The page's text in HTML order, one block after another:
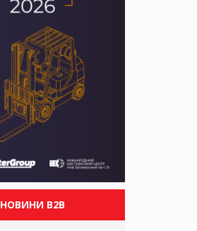
НОВИНИ B2B